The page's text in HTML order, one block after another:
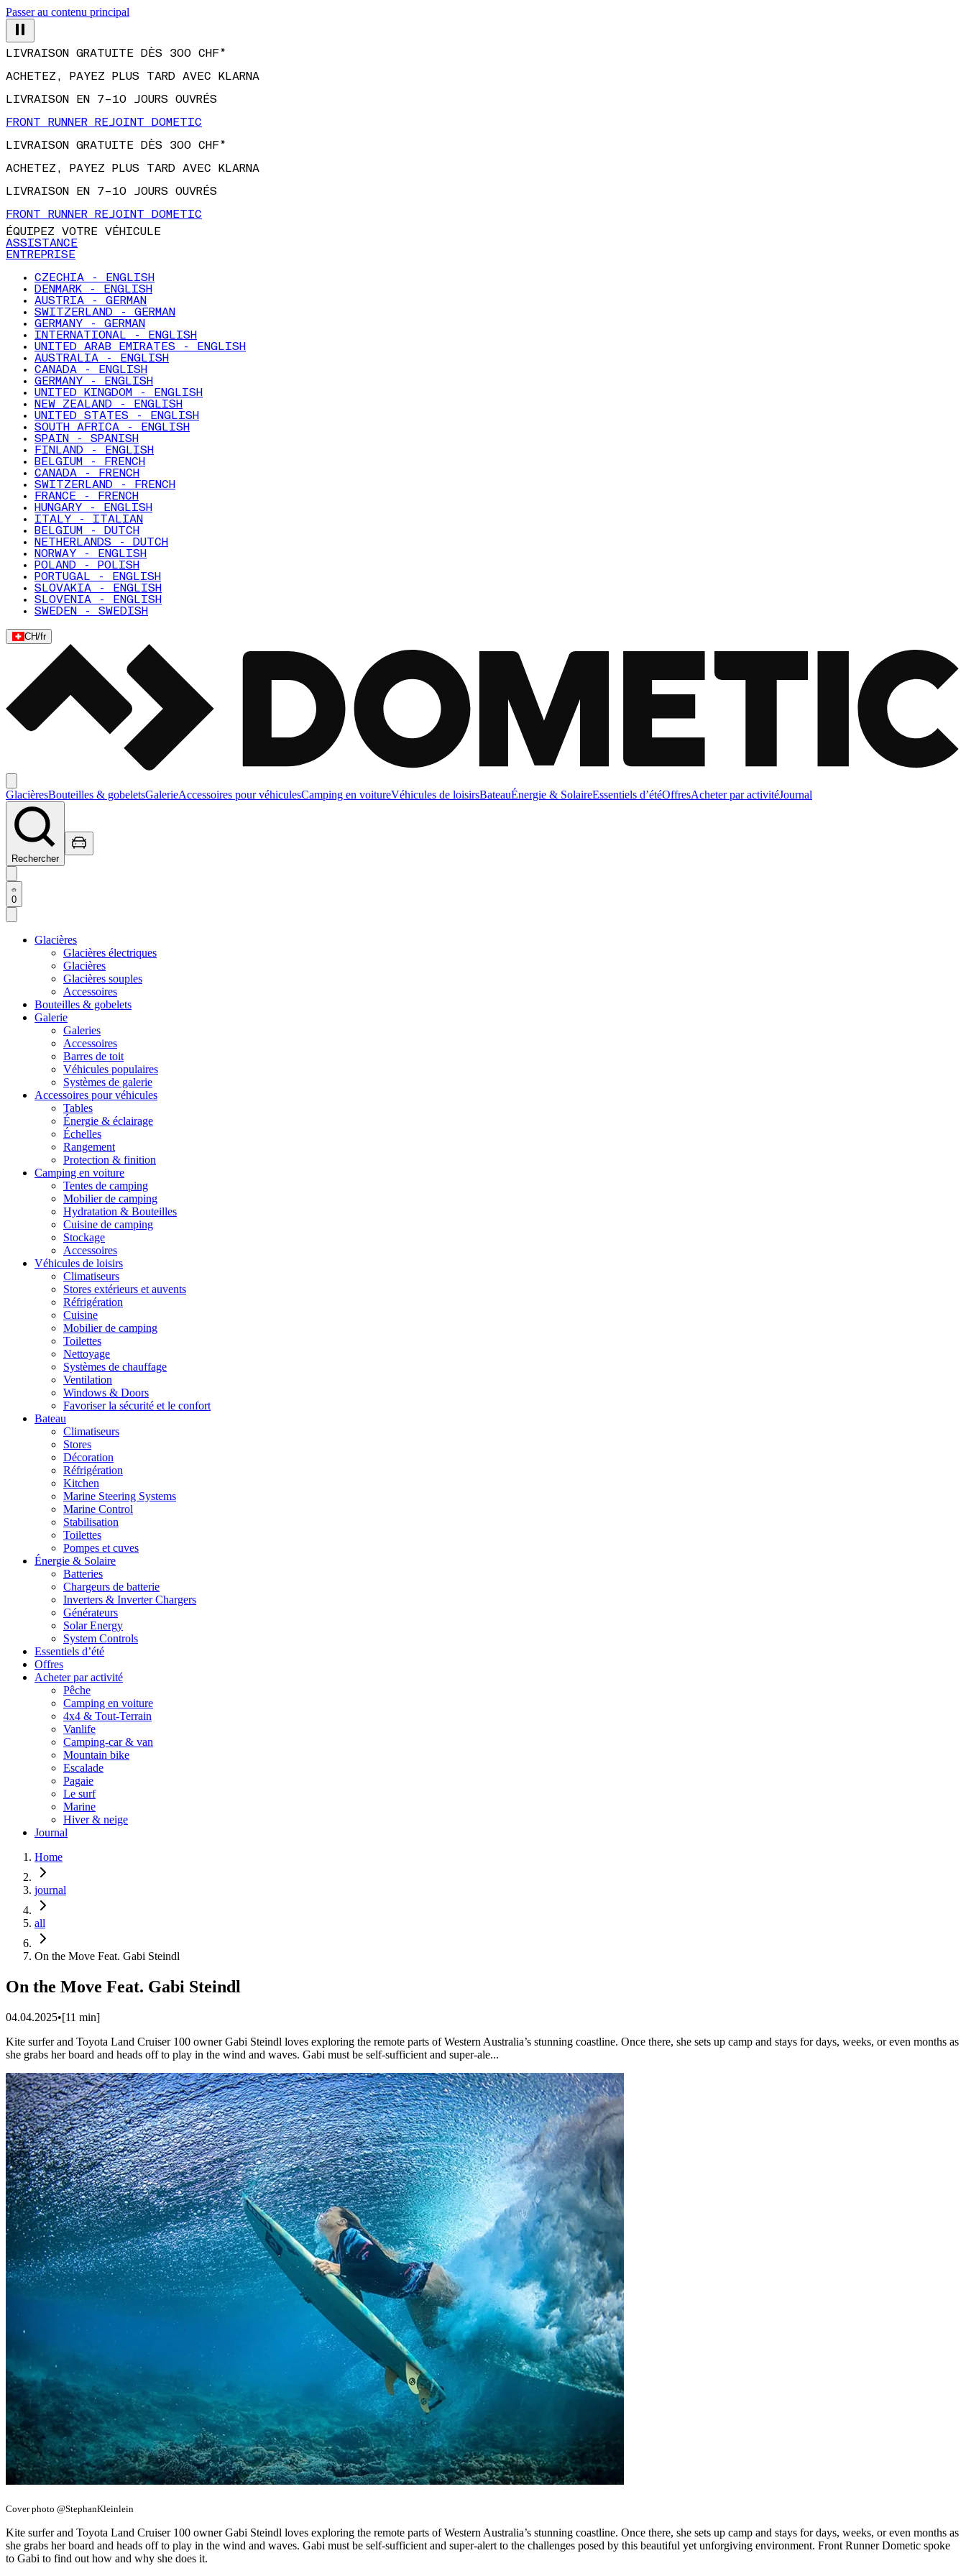
Passer au contenu principal
LIVRAISON GRATUITE DÈS 300 CHF*
ACHETEZ, PAYEZ PLUS TARD AVEC KLARNA
LIVRAISON EN 7–10 JOURS OUVRÉS
FRONT RUNNER REJOINT DOMETIC
LIVRAISON GRATUITE DÈS 300 CHF*
ACHETEZ, PAYEZ PLUS TARD AVEC KLARNA
LIVRAISON EN 7–10 JOURS OUVRÉS
FRONT RUNNER REJOINT DOMETIC
ÉQUIPEZ VOTRE VÉHICULE
ASSISTANCE
ENTREPRISE
CZECHIA - ENGLISH
DENMARK - ENGLISH
AUSTRIA - GERMAN
SWITZERLAND - GERMAN
GERMANY - GERMAN
INTERNATIONAL - ENGLISH
UNITED ARAB EMIRATES - ENGLISH
AUSTRALIA - ENGLISH
CANADA - ENGLISH
GERMANY - ENGLISH
UNITED KINGDOM - ENGLISH
NEW ZEALAND - ENGLISH
UNITED STATES - ENGLISH
SOUTH AFRICA - ENGLISH
SPAIN - SPANISH
FINLAND - ENGLISH
BELGIUM - FRENCH
CANADA - FRENCH
SWITZERLAND - FRENCH
FRANCE - FRENCH
HUNGARY - ENGLISH
ITALY - ITALIAN
BELGIUM - DUTCH
NETHERLANDS - DUTCH
NORWAY - ENGLISH
POLAND - POLISH
PORTUGAL - ENGLISH
SLOVAKIA - ENGLISH
SLOVENIA - ENGLISH
SWEDEN - SWEDISH
CH/fr
GlacièresBouteilles & gobeletsGalerieAccessoires pour véhiculesCamping en voitureVéhicules de loisirsBateauÉnergie & SolaireEssentiels d’étéOffresAcheter par activitéJournal
Rechercher
0
Glacières
Glacières électriques
Glacières
Glacières souples
Accessoires
Bouteilles & gobelets
Galerie
Galeries
Accessoires
Barres de toit
Véhicules populaires
Systèmes de galerie
Accessoires pour véhicules
Tables
Énergie & éclairage
Échelles
Rangement
Protection & finition
Camping en voiture
Tentes de camping
Mobilier de camping
Hydratation & Bouteilles
Cuisine de camping
Stockage
Accessoires
Véhicules de loisirs
Climatiseurs
Stores extérieurs et auvents
Réfrigération
Cuisine
Mobilier de camping
Toilettes
Nettoyage
Systèmes de chauffage
Ventilation
Windows & Doors
Favoriser la sécurité et le confort
Bateau
Climatiseurs
Stores
Décoration
Réfrigération
Kitchen
Marine Steering Systems
Marine Control
Stabilisation
Toilettes
Pompes et cuves
Énergie & Solaire
Batteries
Chargeurs de batterie
Inverters & Inverter Chargers
Générateurs
Solar Energy
System Controls
Essentiels d’été
Offres
Acheter par activité
Pêche
Camping en voiture
4x4 & Tout-Terrain
Vanlife
Camping-car & van
Mountain bike
Escalade
Pagaie
Le surf
Marine
Hiver & neige
Journal
Home
journal
all
On the Move Feat. Gabi Steindl
On the Move Feat. Gabi Steindl
04.04.2025•[11 min]
Kite surfer and Toyota Land Cruiser 100 owner Gabi Steindl loves exploring the remote parts of Western Australia’s stunning coastline. Once there, she sets up camp and stays for days, weeks, or even months as
she grabs her board and heads off to play in the wind and waves. Gabi must be self-sufficient and super-ale...
Cover photo @StephanKleinlein
Kite surfer and Toyota Land Cruiser 100 owner Gabi Steindl loves exploring the remote parts of Western Australia’s stunning coastline. Once there, she sets up camp and stays for days, weeks, or even months as
she grabs her board and heads off to play in the wind and waves. Gabi must be self-sufficient and super-alert to the challenges posed by this beautiful yet unforgiving environment. Front Runner Dometic spoke
to Gabi to find out how and why she does it.